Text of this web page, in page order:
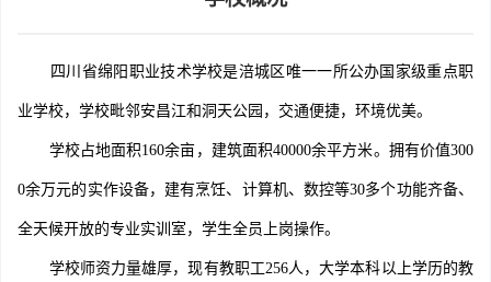
四川省绵阳职业技术学校是涪城区唯一一所公办国家级重点职
业学校，学校毗邻安昌江和洞天公园，交通便捷，环境优美。
学校占地面积160余亩，建筑面积40000余平方米。拥有价值300
0余万元的实作设备，建有烹饪、计算机、数控等30多个功能齐备、
全天候开放的专业实训室，学生全员上岗操作。
学校师资力量雄厚，现有教职工256人，大学本科以上学历的教